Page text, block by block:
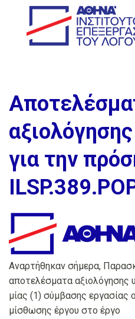
για την
Αναρτήθηκαν σήμερα,
αποτελέσματα αξιολόγησης
μίας (1) σύμβασης εργασίας
μίσθωσης έργου στο έργο